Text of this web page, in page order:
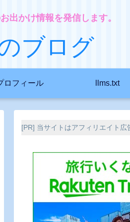
出かけ情報を発信します。
ブログ
ロフィール llms.txt
[PR] 当サイトはアフィリエイト広